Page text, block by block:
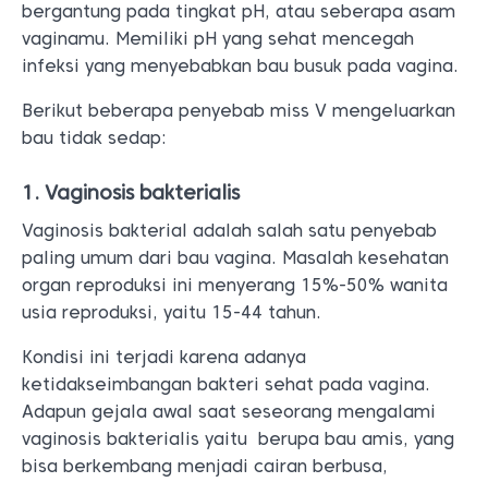
bergantung pada tingkat pH, atau seberapa asam
vaginamu. Memiliki pH yang sehat mencegah
infeksi yang menyebabkan bau busuk pada vagina.
Berikut beberapa penyebab miss V mengeluarkan
bau tidak sedap:
1. Vaginosis bakterialis
Vaginosis bakterial adalah salah satu penyebab
paling umum dari bau vagina. Masalah kesehatan
organ reproduksi ini menyerang 15%-50% wanita
usia reproduksi, yaitu 15-44 tahun.
Kondisi ini terjadi karena adanya
ketidakseimbangan bakteri sehat pada vagina.
Adapun gejala awal saat seseorang mengalami
vaginosis bakterialis yaitu berupa bau amis, yang
bisa berkembang menjadi cairan berbusa,